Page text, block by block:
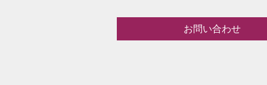
お問い合わせ